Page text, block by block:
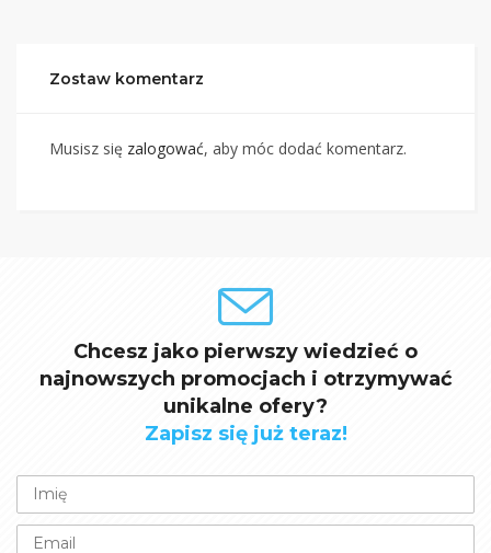
Zostaw komentarz
Musisz się zalogować, aby móc dodać komentarz.
Chcesz jako pierwszy wiedzieć o
najnowszych promocjach i otrzymywać
unikalne ofery?
Zapisz się już teraz!